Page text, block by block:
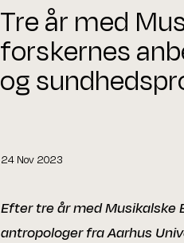
Tre år med
forskernes
og
24 Nov 2023
Efter tre år med Musikalske
antropologer fra Aarhus